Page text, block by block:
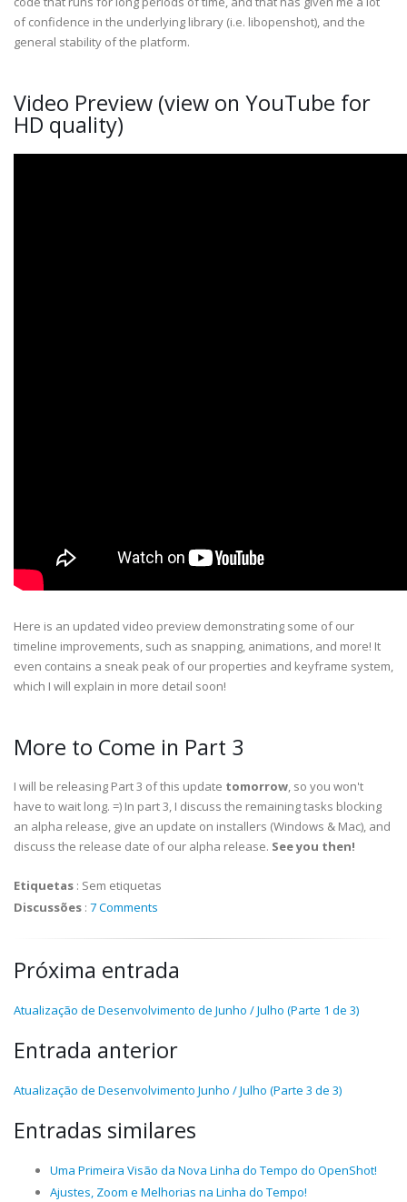
of confidence in the underlying library (i.e. libopenshot), and the
general stability of the platform.
Video Preview (view on YouTube for
HD quality)
Here is an updated video preview demonstrating some of our
timeline improvements, such as snapping, animations, and more! It
even contains a sneak peak of our properties and keyframe system,
which I will explain in more detail soon!
More to Come in Part 3
I will be releasing Part 3 of this update tomorrow, so you won't
have to wait long. =) In part 3, I discuss the remaining tasks blocking
an alpha release, give an update on installers (Windows & Mac), and
discuss the release date of our alpha release. See you then!
Etiquetas : Sem etiquetas
Discussões : 7 Comments
Próxima entrada
Atualização de Desenvolvimento de Junho / Julho (Parte 1 de 3)
Entrada anterior
Atualização de Desenvolvimento Junho / Julho (Parte 3 de 3)
Entradas similares
Uma Primeira Visão da Nova Linha do Tempo do OpenShot!
Ajustes, Zoom e Melhorias na Linha do Tempo!